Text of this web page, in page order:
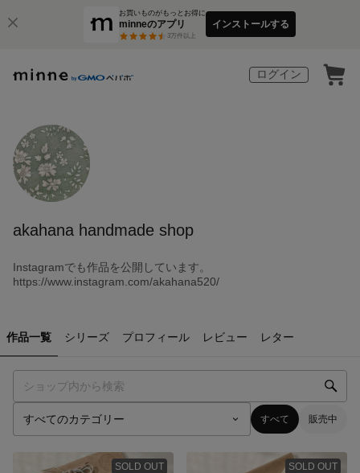
お買いものがもっとお得に
minneのアプリ
3万件以上
インストールする
ログイン
akahana handmade shop
Instagramでも作品を公開しています。
https://www.instagram.com/akahana520/
作品一覧 シリーズ プロフィール レビュー レター
すべて 販売中
SOLD OUT SOLD OUT